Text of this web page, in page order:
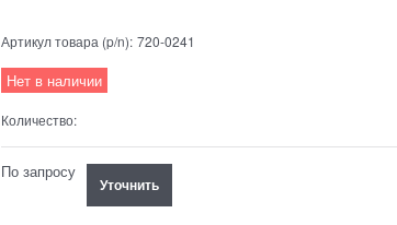
Артикул товара (p/n): 720-0241
Нет в наличии
Количество:
По запросу
Уточнить